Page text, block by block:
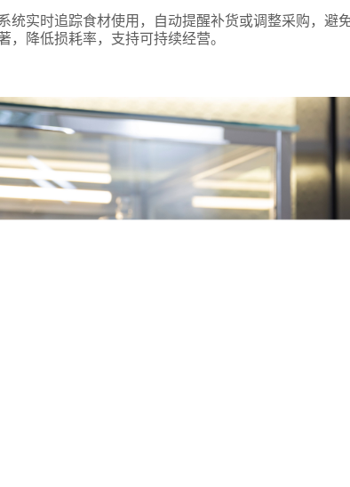
实时追踪食材使用，自动提醒补货或调整采购，避免
降低损耗率，支持可持续经营。